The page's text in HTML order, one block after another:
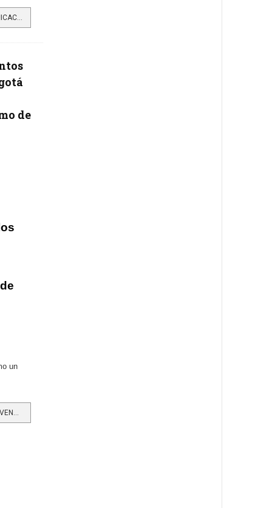
LEER MÁS…TURISMO, TELECOMUNICACIONES Y ENERGÍA LOS MÁS AVANZADOS EN MATERIA DE TRANSFORMACIÓN DIGITAL EN...
de
un
LEER MÁS…DISTRITO DE FERIAS, EVENTOS Y CONVENCIONES DE BOGOTÁ LISTO PARA APORTAR A LA REACTIVACIÓN DEL...